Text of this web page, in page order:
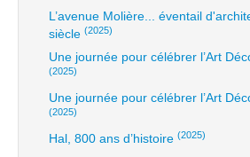
L’avenue Molière... éventail
siècle (2025)
Une journée pour célébrer l’Art
(2025)
Une journée pour célébrer l’Art
(2025)
Hal, 800 ans d’histoire (2025)